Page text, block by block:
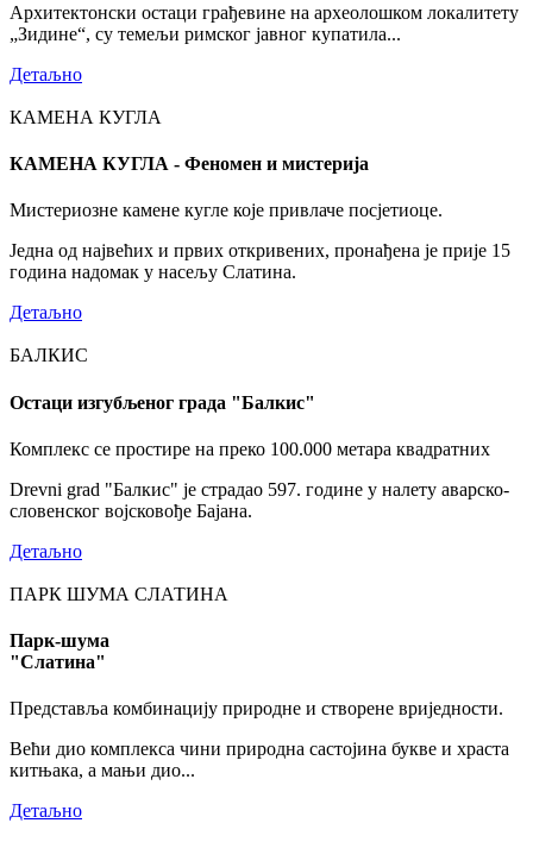
Архитектонски остаци грађевине на археолошком локалитету
„Зидине“, су темељи римског јавног купатила...
Детаљно
КАМЕНА КУГЛА
КАМЕНА КУГЛА - Феномен и мистерија
Мистериозне камене кугле које привлаче посјетиоце.
Једна од највећих и првих откривених, пронађена је прије 15
година надомак у насељу Слатина.
Детаљно
БАЛКИС
Остаци изгубљеног града "Балкис"
Комплекс се простире на преко 100.000 метара квадратних
Drevni grad "Балкис" је страдао 597. године у налету аварско-
словенског војсковође Бајана.
Детаљно
ПАРК ШУМА СЛАТИНА
Парк-шума
"Слатина"
Представља комбинацију природне и створене вриједности.
Већи дио комплекса чини природна састојина букве и храста
китњака, а мањи дио...
Детаљно